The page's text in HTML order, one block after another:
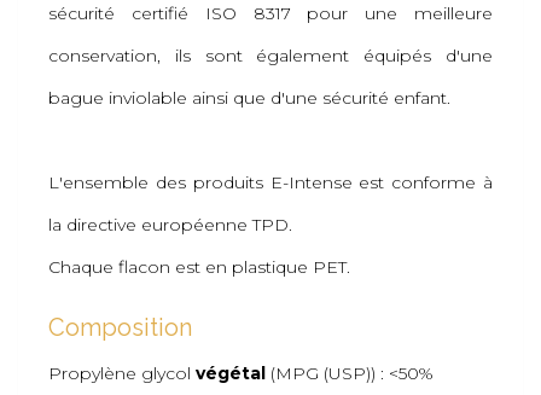
sécurité certifié ISO 8317 pour une meilleure
conservation, ils sont également équipés d'une
bague inviolable ainsi que d'une sécurité enfant.
L'ensemble des produits E-Intense est conforme à
la directive européenne TPD.
Chaque flacon est en plastique PET.
Composition
Propylène glycol végétal (MPG (USP)) : <50%